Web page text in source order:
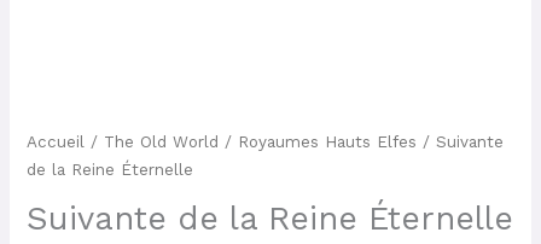
Accueil / The Old World / Royaumes Hauts Elfes / Suivante
de la Reine Éternelle
Suivante de la Reine Éternelle